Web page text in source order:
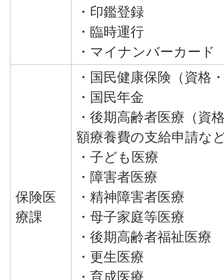
・印鑑登録
・臨時運行
・マイナンバーカード
保険医
療課
・国民健康保険（資格
・国民年金
・後期高齢者医療（資
額療養費の支給申請な
・子ども医療
・障害者医療
・精神障害者医療
・母子家庭等医療
・後期高齢者福祉医療
・更生医療
・育成医療